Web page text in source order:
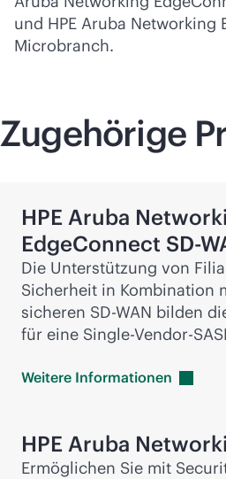
und HPE Aruba Networking
Microbranch.
Zugehörige
HPE Aruba
EdgeConnect SD-
Die Unterstützung von
Sicherheit in Kombination
sicheren SD-WAN bilden
für eine Single-Vendor-
Weitere Informationen
HPE Aruba
Ermöglichen Sie mit